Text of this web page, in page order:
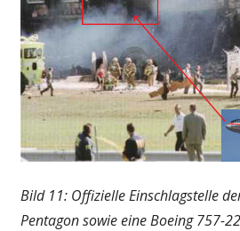
Bild 11: Offizielle Einschlagstelle
Pentagon sowie eine Boeing 757-